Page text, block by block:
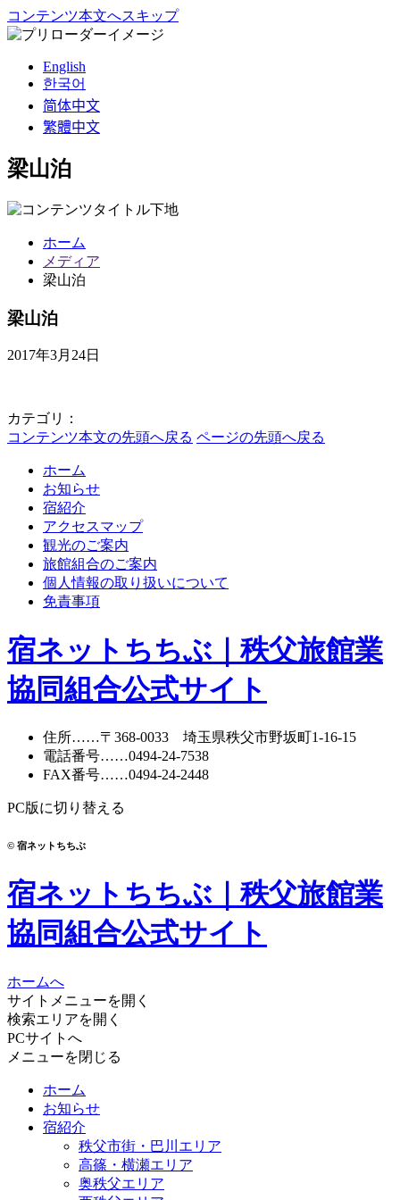
コンテンツ本文へスキップ
English
한국어
简体中文
繁體中文
梁山泊
ホーム
メディア
梁山泊
梁山泊
2017年3月24日
カテゴリ：
コンテンツ本文の先頭へ戻る ページの先頭へ戻る
ホーム
お知らせ
宿紹介
アクセスマップ
観光のご案内
旅館組合のご案内
個人情報の取り扱いについて
免責事項
宿ネットちちぶ｜秩父旅館業
協同組合公式サイト
住所……〒368-0033 埼玉県秩父市野坂町1-16-15
電話番号……0494-24-7538
FAX番号……0494-24-2448
PC版に切り替える
© 宿ネットちちぶ
宿ネットちちぶ｜秩父旅館業
協同組合公式サイト
ホームへ
サイトメニューを開く
検索エリアを開く
PCサイトへ
メニューを閉じる
ホーム
お知らせ
宿紹介
秩父市街・巴川エリア
高篠・横瀬エリア
奥秩父エリア